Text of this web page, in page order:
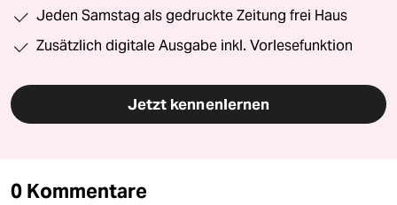
Jeden Samstag als gedruckte Zeitung frei Haus
Zusätzlich digitale Ausgabe inkl. Vorlesefunktion
Jetzt kennenlernen
0 Kommentare